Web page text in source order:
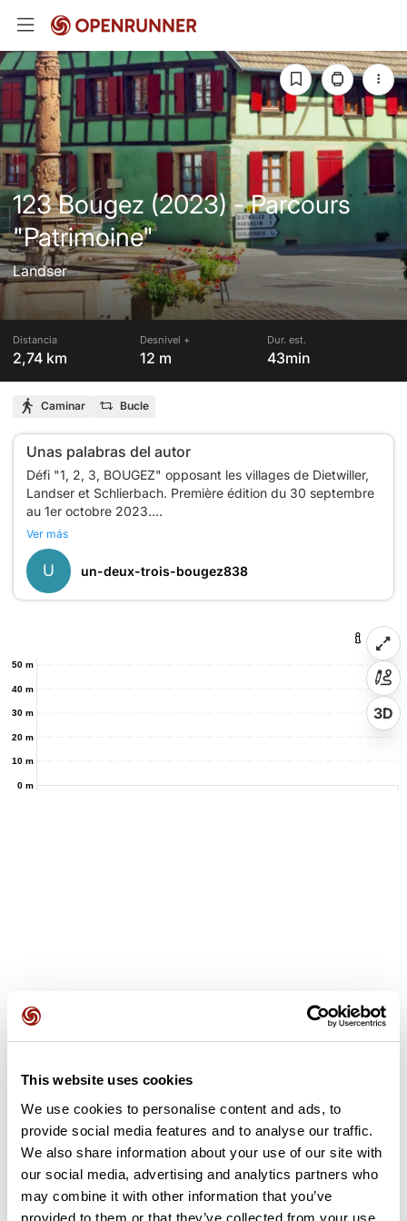
This website uses cookies
We use cookies to personalise content and ads, to
provide social media features and to analyse our traffic.
We also share information about your use of our site with
our social media, advertising and analytics partners who
may combine it with other information that you’ve
provided to them or that they’ve collected from your use
123 Bougez (2023) - Parcours
"Patrimoine"
Landser
Distancia
2,74 km
Desnivel +
12 m
Dur. est.
43min
Caminar Bucle
Unas palabras del autor
Défi "1, 2, 3, BOUGEZ" opposant les villages de Dietwiller,
Landser et Schlierbach. Première édition du 30 septembre
au 1er octobre 2023.
Venez participer pour désigner le village le plus sportif !
Partez à la découverte du patrimoine du village au travers
Ver más
U un-deux-trois-bougez838
0 m
10 m
20 m
30 m
40 m
50 m
3D
Opiniones de los usuarios
Este recorrido aún no contiene opiniones. ¿Ya lo has
completado? ¡Deja la primera opinión!